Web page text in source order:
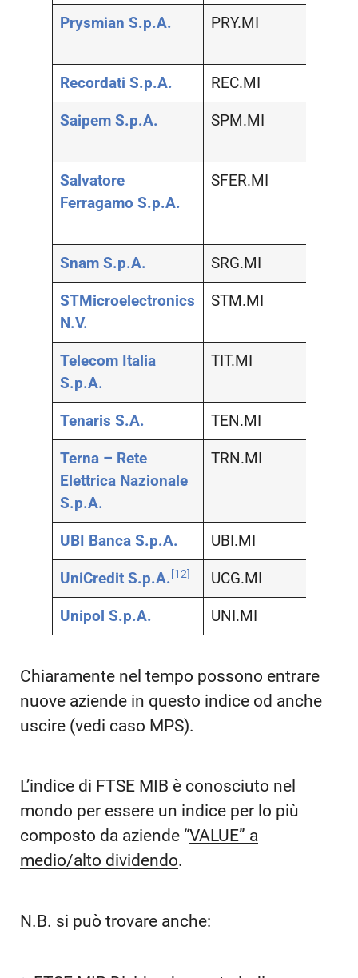
Prysmian S.p.A. PRY.MI
Recordati S.p.A. REC.MI
Saipem S.p.A. SPM.MI
Salvatore
Ferragamo S.p.A.
SFER.MI
Snam S.p.A. SRG.MI
STMicroelectronics
N.V.
STM.MI
Telecom Italia
S.p.A.
TIT.MI
Tenaris S.A. TEN.MI
Terna – Rete
Elettrica Nazionale
S.p.A.
TRN.MI
UBI Banca S.p.A. UBI.MI
UniCredit S.p.A.[12] UCG.MI
Unipol S.p.A. UNI.MI
Chiaramente nel tempo possono entrare
nuove aziende in questo indice od anche
uscire (vedi caso MPS).
L’indice di FTSE MIB è conosciuto nel
mondo per essere un indice per lo più
composto da aziende “VALUE” a
medio/alto dividendo.
N.B. si può trovare anche: